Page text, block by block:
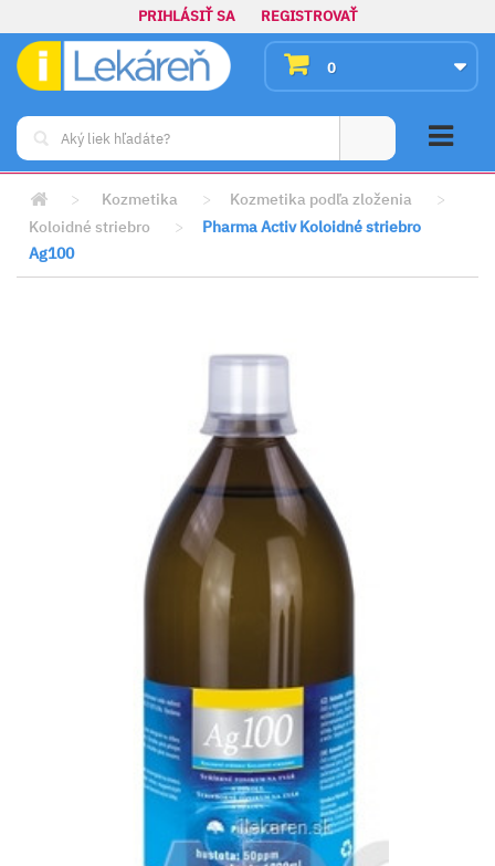
PRIHLÁSIŤ SA REGISTROVAŤ
0
> Kozmetika > Kozmetika podľa zloženia
>
Koloidné striebro
>
Pharma Activ Koloidné striebro
Ag100